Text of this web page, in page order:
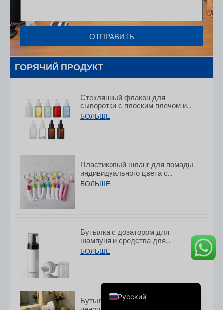
ОТПРАВИТЬ
ГОРЯЧИЙ ПРОДУКТ
Стеклянный флакон для
сыворотки с плоским плечом и
матовым белым покрытием, с
капельницей, объемом
БОЛЬШЕ
Пластиковый шланг для помады
индивидуального цвета с
крючком, 8/15 г
БОЛЬШЕ
Бутылка с дозатором для
шампуня и средства для
умывания из ПЭТ с плоской
горловиной, 150/200 мл
БОЛЬШЕ
Бутылочка с помпой из ПЭТ-
Русский
Italiano
日本語
Deutsch